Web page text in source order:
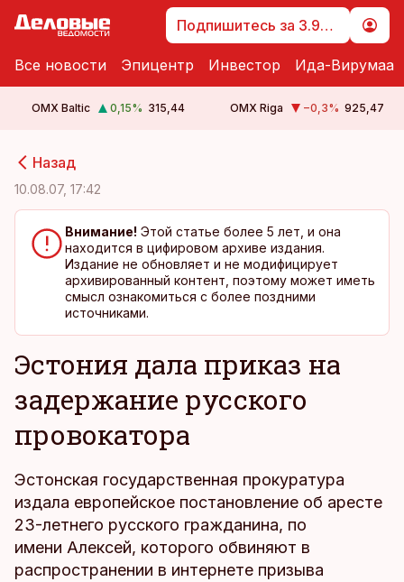
Подпишитесь за 3.99 €
Все новости Эпицентр Инвестор Ида-Вирумаа
OMX Baltic 0,15% 315,44 OMX Riga −0,3% 925,47
Назад
10.08.07, 17:42
Внимание! Этой статье более 5 лет, и она
находится в цифировом архиве издания.
Издание не обновляет и не модифицирует
архивированный контент, поэтому может иметь
смысл ознакомиться с более поздними
источниками.
Эстония дала приказ на
задержание русского
провокатора
Эстонская государственная прокуратура
издала европейское постановление об аресте
23-летнего русского гражданина, по
имени Алексей, которого обвиняют в
распространении в интернете призыва